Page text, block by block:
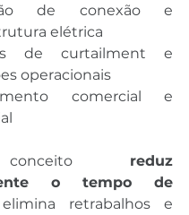
de conexão e
elétrica
de curtailment e
operacionais
comercial e
reduz
o tempo de
retrabalhos e